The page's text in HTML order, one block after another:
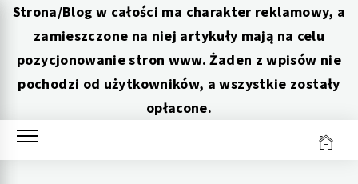
Strona/Blog w całości ma charakter reklamowy, a
zamieszczone na niej artykuły mają na celu
pozycjonowanie stron www. Żaden z wpisów nie
pochodzi od użytkowników, a wszystkie zostały
opłacone.
Skip